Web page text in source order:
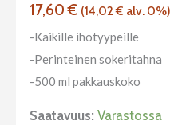
17,60€ (14,02€ alv. 0%)
-Kaikille ihotyypeille
-Perinteinen sokeritahna
-500 ml pakkauskoko
Saatavuus: Varastossa